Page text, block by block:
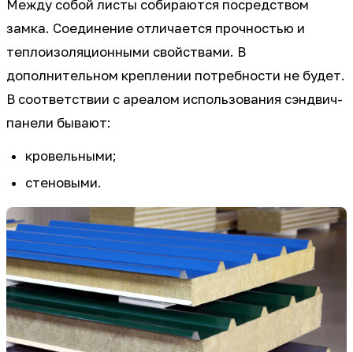
Между собой листы собираются посредством
замка. Соединение отличается прочностью и
теплоизоляционными свойствами. В
дополнительном креплении потребности не будет.
В соответствии с ареалом использования сэндвич-
панели бывают:
кровельными;
стеновыми.